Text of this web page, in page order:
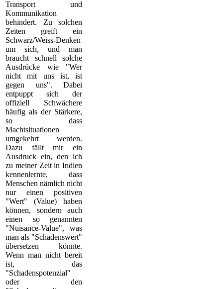
Transport und
Kommunikation
behindert. Zu solchen
Zeiten greift ein
Schwarz/Weiss-Denken
um sich, und man
braucht schnell solche
Ausdrücke wie "Wer
nicht mit uns ist, ist
gegen uns". Dabei
entpuppt sich der
offiziell Schwächere
häufig als der Stärkere,
so dass
Machtsituationen
umgekehrt werden.
Dazu fällt mir ein
Ausdruck ein, den ich
zu meiner Zeit in Indien
kennenlernte, dass
Menschen nämlich nicht
nur einen positiven
"Wert" (Value) haben
können, sondern auch
einen so genannten
"Nuisance-Value", was
man als "Schadenswert"
übersetzen könnte.
Wenn man nicht bereit
ist, das
"Schadenspotenzial"
oder den